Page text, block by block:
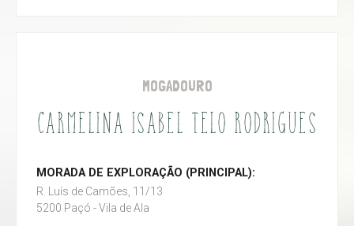
MOGADOURO
CARMELINA ISABEL TELO RODRIGUES
MORADA DE EXPLORAÇÃO (PRINCIPAL):
R. Luís de Camões, 11/13
5200 Paçó - Vila de Ala